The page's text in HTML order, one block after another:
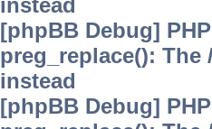
instead
[phpBB Debug]
preg_replace():
instead
[phpBB Debug]